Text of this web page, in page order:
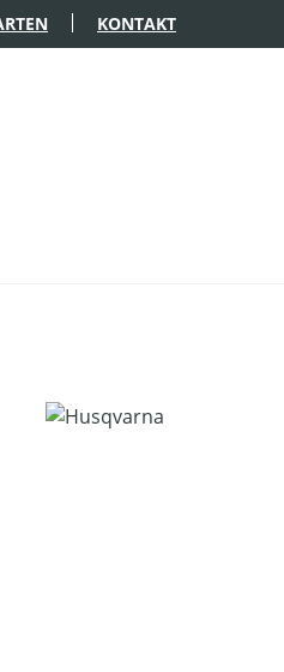
KONTAKT